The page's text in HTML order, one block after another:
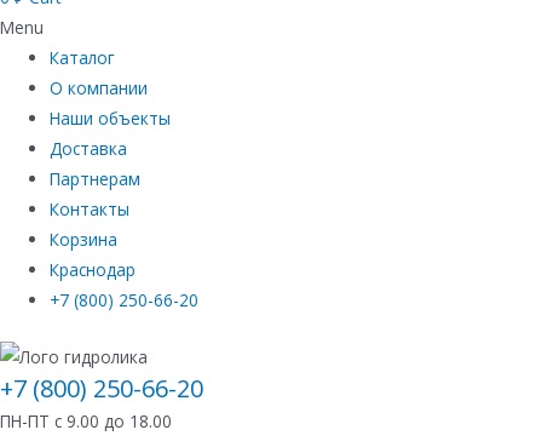
Menu
Каталог
О компании
Наши объекты
Доставка
Партнерам
Контакты
Корзина
Краснодар
+7 (800) 250-66-20
+7 (800) 250-66-20
ПН-ПТ с 9.00 до 18.00